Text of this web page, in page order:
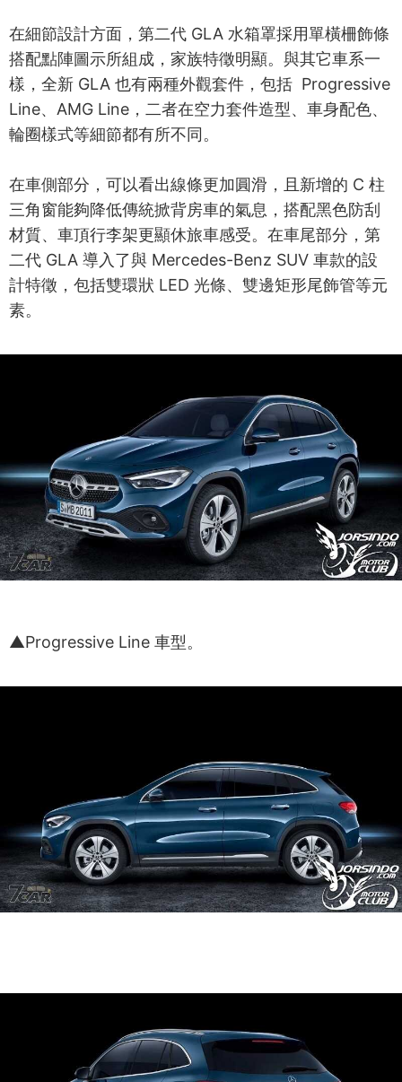
在細節設計方面，第二代 GLA 水箱罩採用單橫柵飾條
搭配點陣圖示所組成，家族特徵明顯。與其它車系一
樣，全新 GLA 也有兩種外觀套件，包括 Progressive
Line、AMG Line，二者在空力套件造型、車身配色、
輪圈樣式等細節都有所不同。
在車側部分，可以看出線條更加圓滑，且新增的 C 柱
三角窗能夠降低傳統掀背房車的氣息，搭配黑色防刮
材質、車頂行李架更顯休旅車感受。在車尾部分，第
二代 GLA 導入了與 Mercedes-Benz SUV 車款的設
計特徵，包括雙環狀 LED 光條、雙邊矩形尾飾管等元
素。
▲Progressive Line 車型。